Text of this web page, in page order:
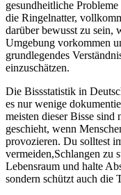
gesundheitliche
die Ringelnatter,
darüber‌ bewusst zu sein,⁣
Umgebung vorkommen
grundlegendes
einzuschätzen.
Die Bissstatistik in
⁢es nur wenige
meisten dieser Bisse
geschieht, wenn
provozieren. Du‍ solltest
vermeiden,Schlangen zu
Lebensraum und halte
sondern schützt auch die